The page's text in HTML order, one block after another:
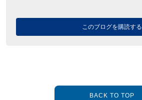
このブログを購読する
BACK TO TOP